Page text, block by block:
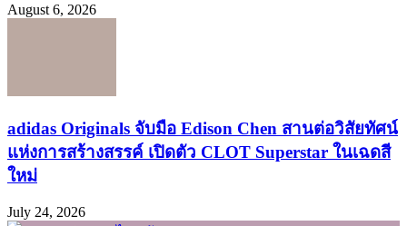
August 6, 2026
adidas Originals จับมือ Edison Chen สานต่อวิสัยทัศน์
แห่งการสร้างสรรค์ เปิดตัว CLOT Superstar ในเฉดสี
ใหม่
July 24, 2026